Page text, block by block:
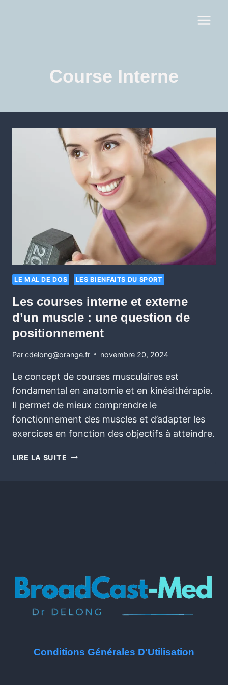
Course Interne
LE MAL DE DOS LES BIENFAITS DU SPORT
Les courses interne et externe
d’un muscle : une question de
positionnement
Parcdelong@orange.fr novembre 20, 2024
Le concept de courses musculaires est
fondamental en anatomie et en kinésithérapie.
Il permet de mieux comprendre le
fonctionnement des muscles et d’adapter les
exercices en fonction des objectifs à atteindre.
LIRE LA SUITE
Conditions Générales D'Utilisation